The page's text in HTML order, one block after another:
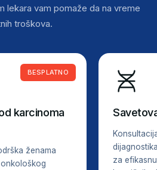
lekara vam pomaže da na vreme
troškova.
BESPLATNO
karcinoma
ženama
za